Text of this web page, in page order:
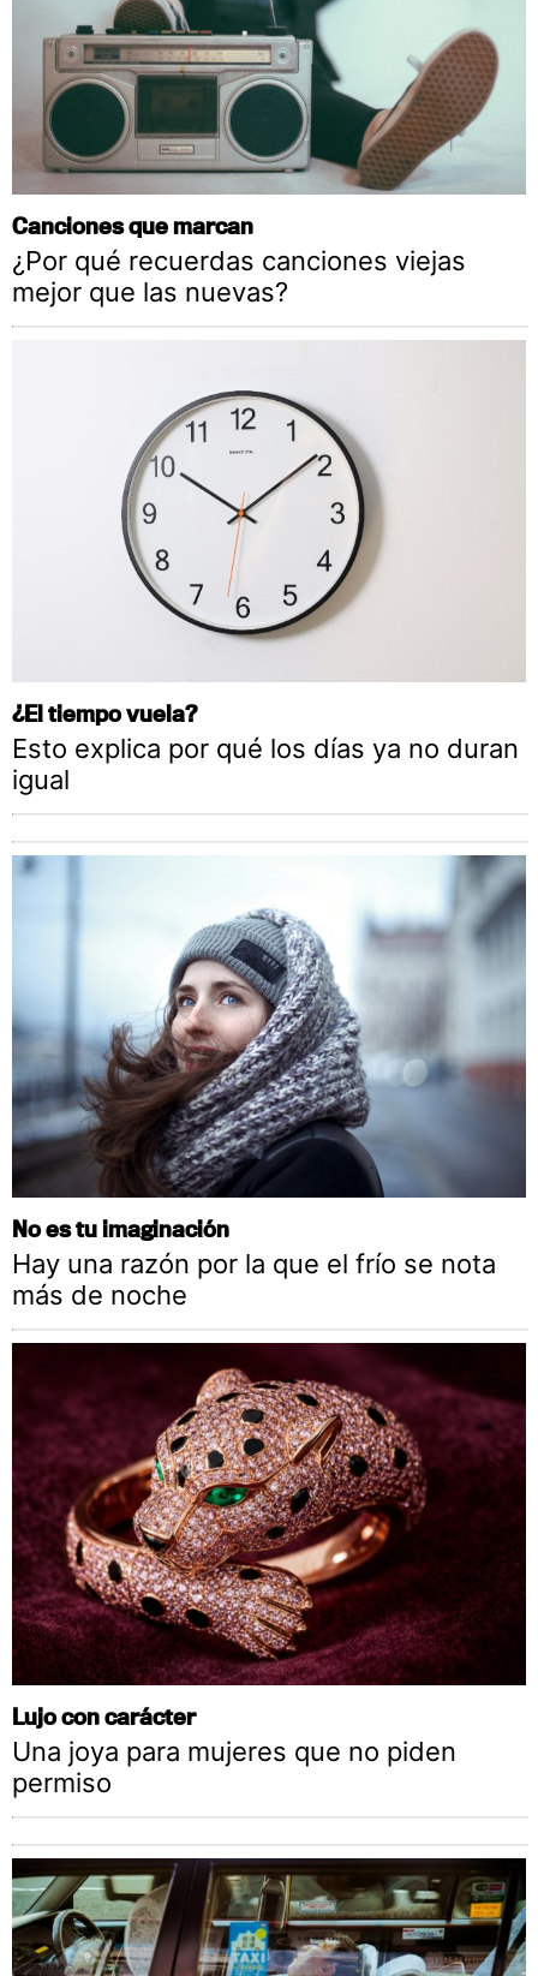
Canciones que marcan
¿Por qué recuerdas canciones viejas
mejor que las nuevas?
¿El tiempo vuela?
Esto explica por qué los días ya no duran
igual
No es tu imaginación
Hay una razón por la que el frío se nota
más de noche
Lujo con carácter
Una joya para mujeres que no piden
permiso